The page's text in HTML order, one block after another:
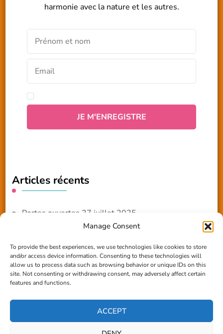
Manage Consent
To provide the best experiences, we use technologies like cookies to store
and/or access device information. Consenting to these technologies will
allow us to process data such as browsing behavior or unique IDs on this
site. Not consenting or withdrawing consent, may adversely affect certain
features and functions.
ACCEPT
harmonie avec la nature et les autres.
Articles récents
Portes ouvertes 27 juillet 2025
Reportage TV Com
Construction en terre-paille
Chantier Participatif Terre Paille 6/7/24